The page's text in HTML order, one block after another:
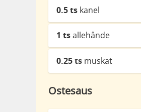
0.5ts kanel
1 tsallehånde
0.25ts muskat
Ostesaus